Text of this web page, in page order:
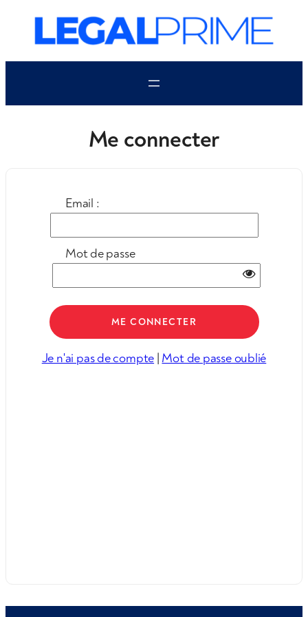
contenu
Me connecter
Email :
Mot de passe
Je n'ai pas de compte | Mot de passe oublié